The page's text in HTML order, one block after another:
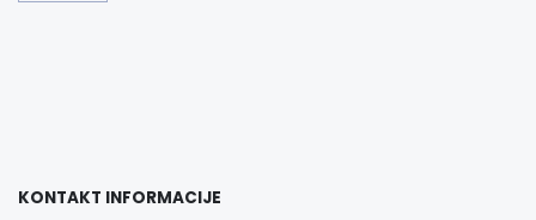
KONTAKT INFORMACIJE